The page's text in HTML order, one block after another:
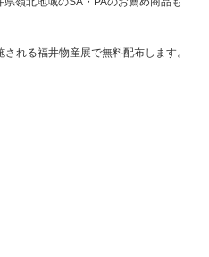
れる福井物産展で無料配布します。